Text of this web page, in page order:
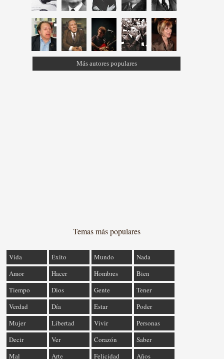
Más autores populares
Temas más populares
Vida Éxito Mundo
Nada
Amor
Hacer Hombres
Bien
Tiempo
Dios Gente
Tener
Verdad
Día Estar
Poder
Mujer
Libertad Vivir
Personas
Decir
Ver Corazón
Saber
Mal
Arte Felicidad Años